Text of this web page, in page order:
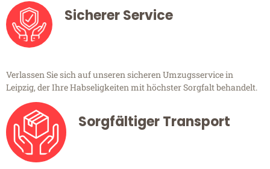
Sicherer Service
Verlassen Sie sich auf unseren sicheren Umzugsservice in
Leipzig, der Ihre Habseligkeiten mit höchster Sorgfalt behandelt.
Sorgfältiger Transport